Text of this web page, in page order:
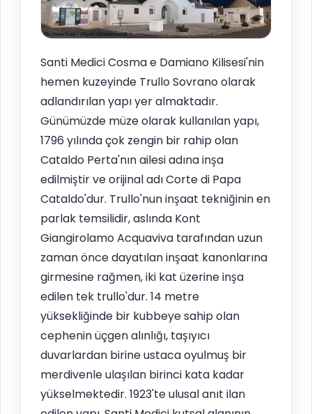
Santi Medici Cosma e Damiano Kilisesi'nin
hemen kuzeyinde Trullo Sovrano olarak
adlandırılan yapı yer almaktadır.
Günümüzde müze olarak kullanılan yapı,
1796 yılında çok zengin bir rahip olan
Cataldo Perta'nın ailesi adına inşa
edilmiştir ve orijinal adı Corte di Papa
Cataldo'dur. Trullo'nun inşaat tekniğinin en
parlak temsilidir, aslında Kont
Giangirolamo Acquaviva tarafından uzun
zaman önce dayatılan inşaat kanonlarına
girmesine rağmen, iki kat üzerine inşa
edilen tek trullo'dur. 14 metre
yüksekliğinde bir kubbeye sahip olan
cephenin üçgen alınlığı, taşıyıcı
duvarlardan birine ustaca oyulmuş bir
merdivenle ulaşılan birinci kata kadar
yükselmektedir. 1923'te ulusal anıt ilan